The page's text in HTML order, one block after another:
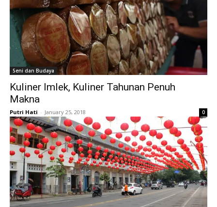
Seni dan Budaya
Kuliner Imlek, Kuliner Tahunan Penuh
Makna
Putri Hati - January 25, 2018 0